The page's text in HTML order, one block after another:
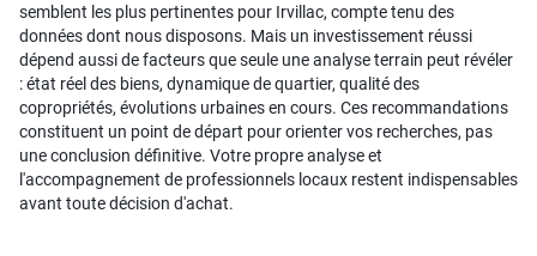
semblent les plus pertinentes pour Irvillac, compte tenu des
données dont nous disposons. Mais un investissement réussi
dépend aussi de facteurs que seule une analyse terrain peut révéler
: état réel des biens, dynamique de quartier, qualité des
copropriétés, évolutions urbaines en cours. Ces recommandations
constituent un point de départ pour orienter vos recherches, pas
une conclusion définitive. Votre propre analyse et
l'accompagnement de professionnels locaux restent indispensables
avant toute décision d'achat.